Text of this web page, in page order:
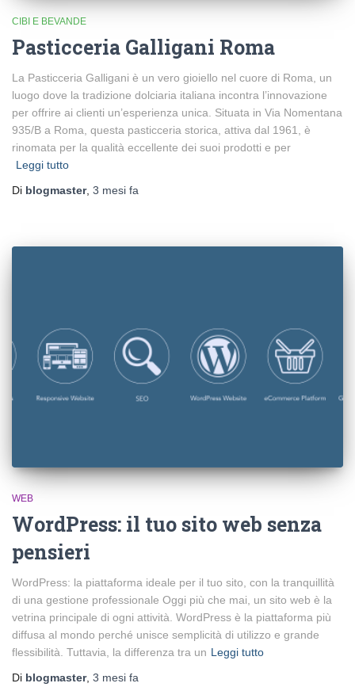
CIBI E BEVANDE
Pasticceria Galligani Roma
La Pasticceria Galligani è un vero gioiello nel cuore di Roma, un
luogo dove la tradizione dolciaria italiana incontra l’innovazione
per offrire ai clienti un’esperienza unica. Situata in Via Nomentana
935/B a Roma, questa pasticceria storica, attiva dal 1961, è
rinomata per la qualità eccellente dei suoi prodotti e per
Leggi tutto
Di blogmaster, 3 mesi fa
WEB
WordPress: il tuo sito web senza
pensieri
WordPress: la piattaforma ideale per il tuo sito, con la tranquillità
di una gestione professionale Oggi più che mai, un sito web è la
vetrina principale di ogni attività. WordPress è la piattaforma più
diffusa al mondo perché unisce semplicità di utilizzo e grande
flessibilità. Tuttavia, la differenza tra un Leggi tutto
Di blogmaster, 3 mesi fa